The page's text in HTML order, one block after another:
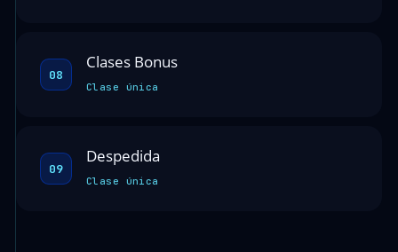
08
Clases Bonus
Clase única
09
Despedida
Clase única